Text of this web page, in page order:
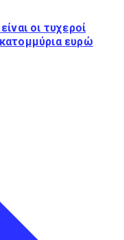
οι τυχεροί
ευρώ